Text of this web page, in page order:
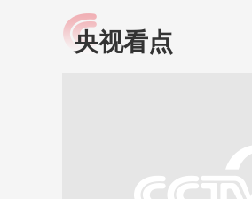
小央视频
央视看点